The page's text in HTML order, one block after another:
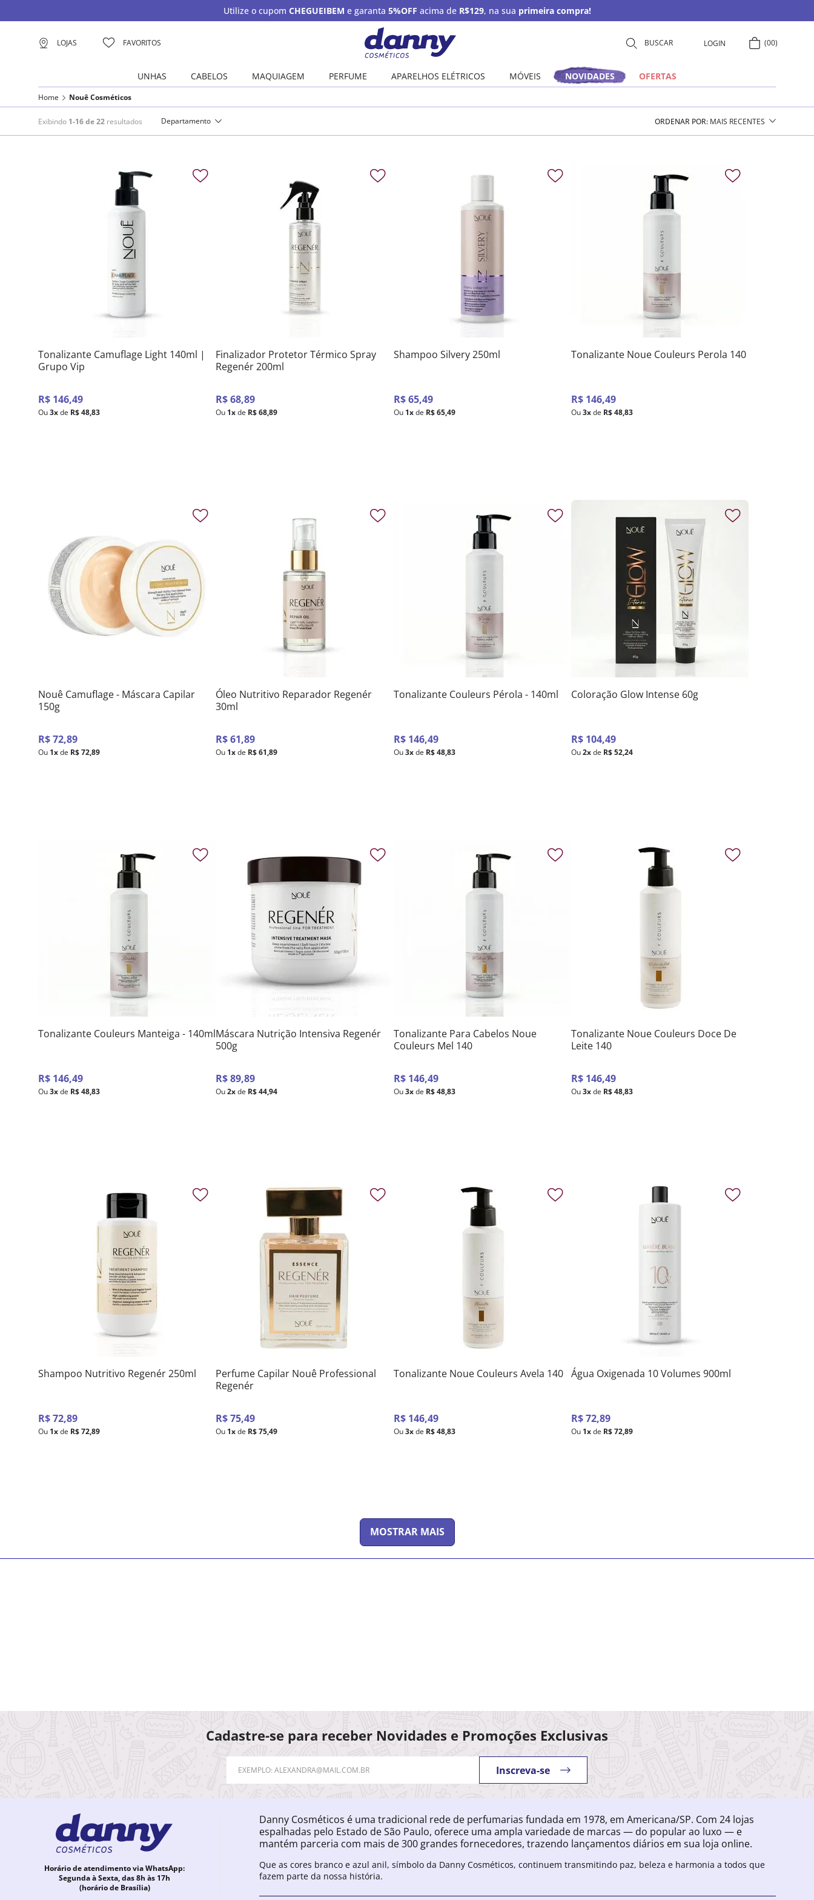
Utilize o cupom CHEGUEIBEM e garanta 5%OFF acima de R$129, na sua primeira compra!
LOJAS FAVORITOS LOGIN 00
UNHAS CABELOS MAQUIAGEM PERFUME APARELHOS ELÉTRICOS MÓVEIS NOVIDADES OFERTAS
Home Nouê Cosméticos
Exibindo 1-16 de 22 resultados Departamento ORDENAR POR MAIS RECENTES
Tonalizante Camuflage Light 140ml |
Grupo Vip
R$ 146,49
Ou3xde R$48,83
Finalizador Protetor Térmico Spray
Regenér 200ml
R$68,89
Ou 1xde R$68,89
Shampoo Silvery 250ml
R$ 65,49
Ou 1x de R$ 65,49
Tonalizante Noue Couleurs Perola 140
R$ 146,49
Ou3xde R$48,83
Nouê Camuflage - Máscara Capilar
150g
R$72,89
Ou 1xde R$72,89
Óleo Nutritivo Reparador Regenér
30ml
R$61,89
Ou 1xde R$61,89
Tonalizante Couleurs Pérola - 140ml
R$ 146,49
Ou 3x de R$ 48,83
Coloração Glow Intense 60g
R$ 104,49
Ou2xde R$52,24
Tonalizante Couleurs Manteiga - 140ml
R$ 146,49
Ou3xde R$48,83
Máscara Nutrição Intensiva Regenér
500g
R$89,89
Ou2xde R$44,94
Tonalizante Para Cabelos Noue
Couleurs Mel 140
R$ 146,49
Ou 3x de R$ 48,83
Tonalizante Noue Couleurs Doce De
Leite 140
R$ 146,49
Ou3xde R$48,83
Shampoo Nutritivo Regenér 250ml
R$72,89
Ou 1xde R$72,89
Perfume Capilar Nouê Professional
Regenér
R$75,49
Ou 1xde R$75,49
Tonalizante Noue Couleurs Avela 140
R$ 146,49
Ou 3x de R$ 48,83
Água Oxigenada 10 Volumes 900ml
R$72,89
Ou 1xde R$72,89
MOSTRAR MAIS
Cadastre-se para receber Novidades e Promoções Exclusivas
Inscreva-se
Horário de atendimento via WhatsApp:
Segunda à Sexta, das 8h às 17h
(horário de Brasília)
Danny Cosméticos é uma tradicional rede de perfumarias fundada em 1978, em Americana/SP. Com 24 lojas
espalhadas pelo Estado de São Paulo, oferece uma ampla variedade de marcas — do popular ao luxo — e
mantém parceria com mais de 300 grandes fornecedores, trazendo lançamentos diários em sua loja online.
Que as cores branco e azul anil, símbolo da Danny Cosméticos, continuem transmitindo paz, beleza e harmonia a todos que
fazem parte da nossa história.